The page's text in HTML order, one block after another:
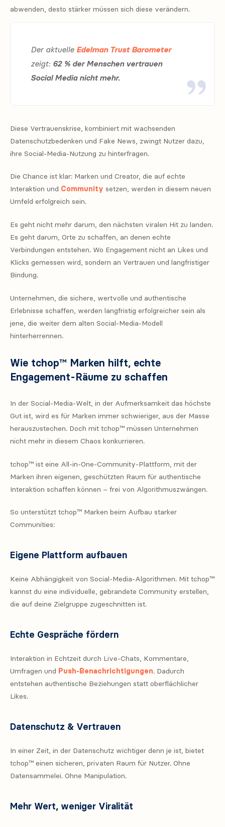
abwenden, desto stärker müssen sich diese verändern.
Der aktuelle Edelman Trust Barometer
zeigt: 62 % der Menschen vertrauen
Social Media nicht mehr.
Diese Vertrauenskrise, kombiniert mit wachsenden
Datenschutzbedenken und Fake News, zwingt Nutzer dazu,
ihre Social-Media-Nutzung zu hinterfragen.
Die Chance ist klar: Marken und Creator, die auf echte
Interaktion und Community setzen, werden in diesem neuen
Umfeld erfolgreich sein.
Es geht nicht mehr darum, den nächsten viralen Hit zu landen.
Es geht darum, Orte zu schaffen, an denen echte
Verbindungen entstehen. Wo Engagement nicht an Likes und
Klicks gemessen wird, sondern an Vertrauen und langfristiger
Bindung.
Unternehmen, die sichere, wertvolle und authentische
Erlebnisse schaffen, werden langfristig erfolgreicher sein als
jene, die weiter dem alten Social-Media-Modell
hinterherrennen.
Wie tchop™ Marken hilft, echte
Engagement-Räume zu schaffen
In der Social-Media-Welt, in der Aufmerksamkeit das höchste
Gut ist, wird es für Marken immer schwieriger, aus der Masse
herauszustechen. Doch mit tchop™ müssen Unternehmen
nicht mehr in diesem Chaos konkurrieren.
tchop™ ist eine All-in-One-Community-Plattform, mit der
Marken ihren eigenen, geschützten Raum für authentische
Interaktion schaffen können – frei von Algorithmuszwängen.
So unterstützt tchop™ Marken beim Aufbau starker
Communities:
Eigene Plattform aufbauen
Keine Abhängigkeit von Social-Media-Algorithmen. Mit tchop™
kannst du eine individuelle, gebrandete Community erstellen,
die auf deine Zielgruppe zugeschnitten ist.
Echte Gespräche fördern
Interaktion in Echtzeit durch Live-Chats, Kommentare,
Umfragen und Push-Benachrichtigungen. Dadurch
entstehen authentische Beziehungen statt oberflächlicher
Likes.
Datenschutz & Vertrauen
In einer Zeit, in der Datenschutz wichtiger denn je ist, bietet
tchop™ einen sicheren, privaten Raum für Nutzer. Ohne
Datensammelei. Ohne Manipulation.
Mehr Wert, weniger Viralität